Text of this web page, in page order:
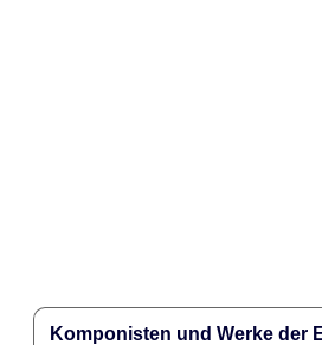
Komponisten und Werke der